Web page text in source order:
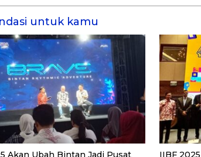
untuk kamu
Akan Ubah Bintan Jadi Pusat IIBF